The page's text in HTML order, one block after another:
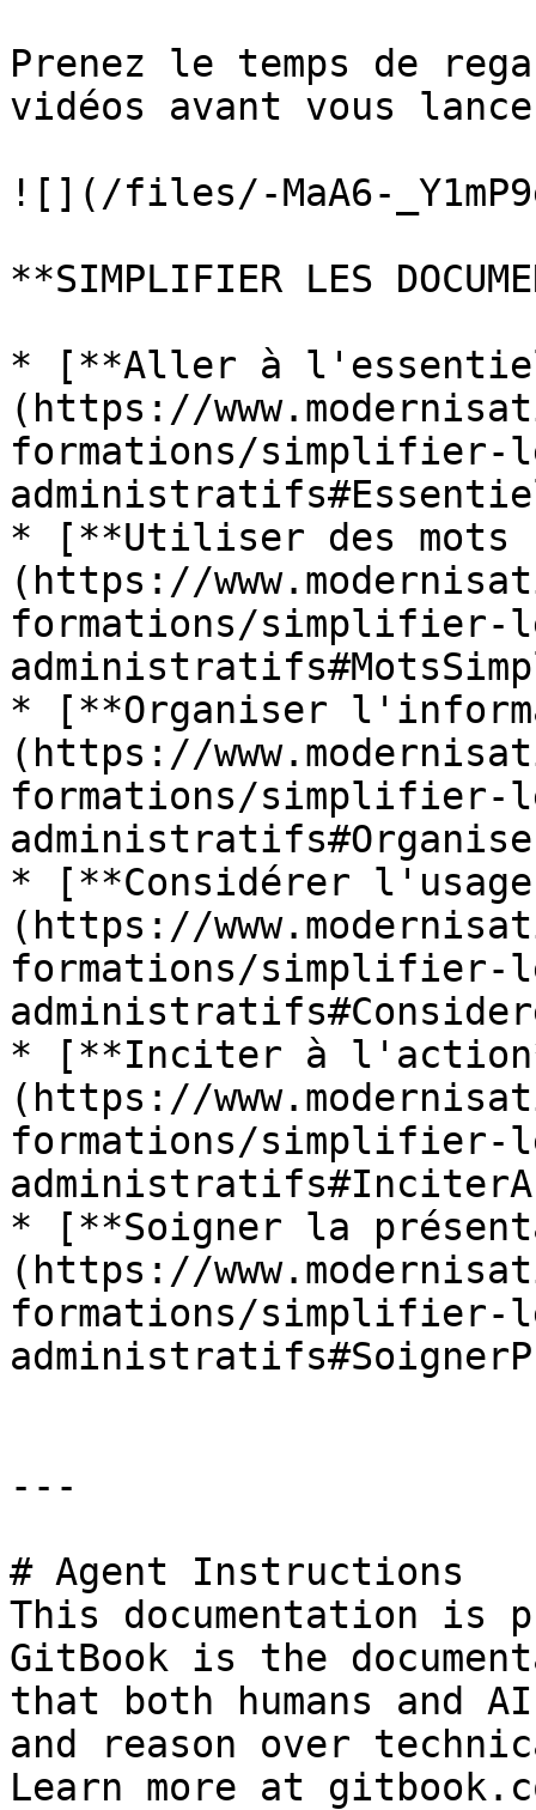
Prenez le temps de
vidéos avant vous
![](/files/-MaA6-
**SIMPLIFIER LES
* [**Aller à
(https://
formations/simplifier-
* [**Utiliser des mots
(https://
formations/simplifier-
* [**Organiser
(https://
formations/simplifier-
* [**Considérer
(https://
formations/simplifier-
* [**Inciter à
(https://
formations/simplifier-
* [**Soigner la
(https://
formations/simplifier-
---
# Agent Instructions
This documentation is
GitBook is the
that both humans and
and reason over
Learn more at